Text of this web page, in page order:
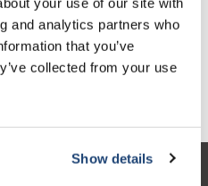
and analytics partners who
that you’ve
collected from your use
Show details
Incl. btw
winkelwagen